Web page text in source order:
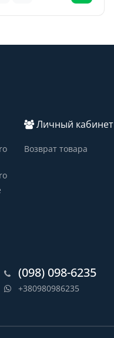
Личный кабинет
Возврат товара
(098) 098-6235
+380980986235